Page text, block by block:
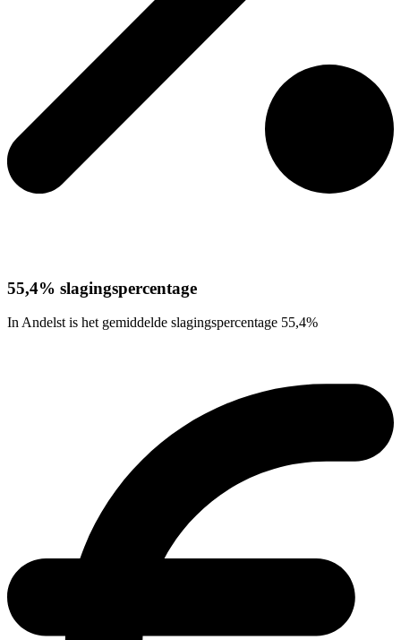
55,4% slagingspercentage
In Andelst is het gemiddelde slagingspercentage 55,4%